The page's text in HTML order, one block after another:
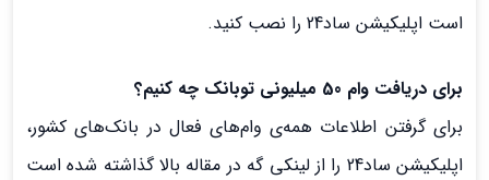
است اپلیکیشن ساد24 را نصب کنید.
برای دریافت وام 50 میلیونی توبانک چه کنیم؟
برای گرفتن اطلاعات همه‌ی وام‌های فعال در بانک‌های کشور،
اپلیکیشن ساد24 را از لینکی گه در مقاله بالا گذاشته شده است